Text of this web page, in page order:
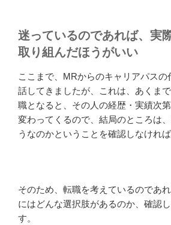
迷っているのであれば、実
取り組んだほうがいい
ここまで、MRからのキャリアパスの
話してきましたが、これは、あくま
職となると、その人の経歴・実績次
変わってくるので、結局のところは
うなのかということを確認しなければ
そのため、転職を考えているのであ
にはどんな選択肢があるのか、確認
す。